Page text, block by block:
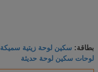
بطاقة: سكين لوحة زيتية سميكة
لوحات سكين لوحة حديثة